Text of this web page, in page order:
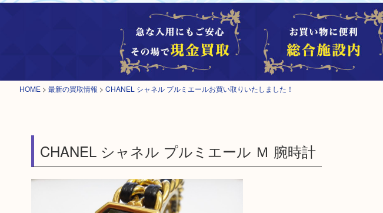
HOME > 最新の買取情報 > CHANEL シャネル プルミエールお買い取りいたしました！
CHANEL シャネル プルミエール Ｍ 腕時計